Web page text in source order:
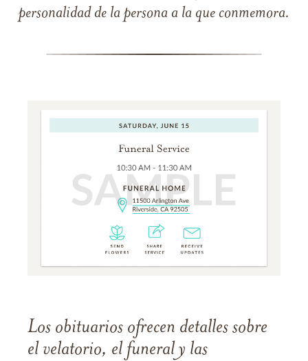
personalidad de la persona a la que conmemora.
Los obituarios ofrecen detalles sobre
el velatorio, el funeral y las